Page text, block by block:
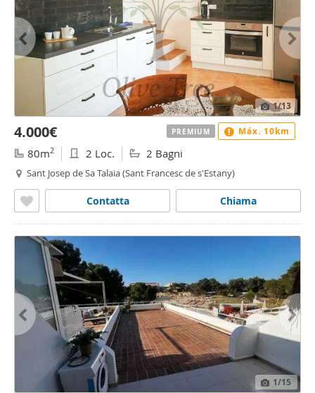
1/13
4.000€
80m2 2 Loc. 2 Bagni
Sant Josep de Sa Talaia (Sant Francesc de s'Estany)
Chiama
Contatta
PREMIUM Máx. 10km
1/15